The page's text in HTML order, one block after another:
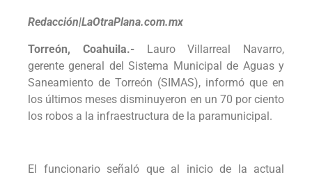
Redacción|LaOtraPlana.com.mx
Torreón, Coahuila.-Lauro Villarreal Navarro,
gerente general del Sistema Municipal de Aguas y
Saneamiento de Torreón (SIMAS), informó que en
los últimos meses disminuyeron en un 70 por ciento
los robos a la infraestructura de la paramunicipal.
El funcionario señaló que al inicio de la actual